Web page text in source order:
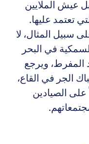
الملايين
عليها.
المثال، لا
في البحر
ويرجع
الجر في القاع،
الصيادين